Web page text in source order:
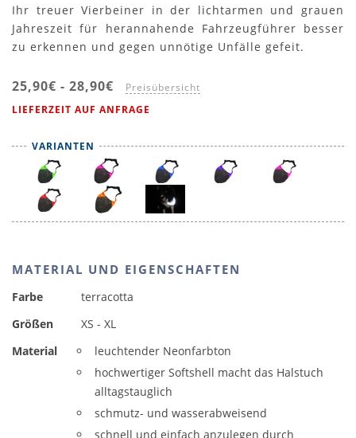
Ihr treuer Vierbeiner in der lichtarmen und grauen
Jahreszeit für herannahende Fahrzeugführer besser
zu erkennen und gegen unnötige Unfälle gefeit.
25,90€ - 28,90€ Preisübersicht
LIEFERZEIT AUF ANFRAGE
VARIANTEN
MATERIAL UND EIGENSCHAFTEN
Farbe
terracotta
Größen
XS - XL
Material
leuchtender Neonfarbton
hochwertiger Softshell macht das Halstuch
alltagstauglich
schmutz- und wasserabweisend
schnell und einfach anzulegen durch